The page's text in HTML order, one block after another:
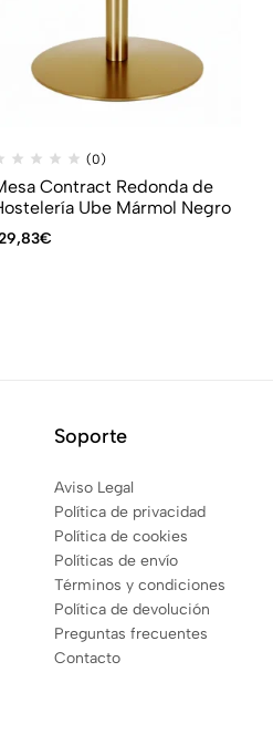
(0)
Contract Redonda de
Ube Mármol Negro
€
Soporte
Aviso Legal
Política de privacidad
Política de cookies
Políticas de envío
Términos y condiciones
Política de devolución
Preguntas frecuentes
Contacto